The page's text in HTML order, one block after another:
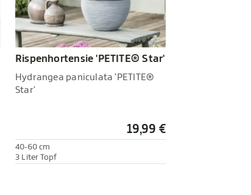
Rispenhortensie 'PETITE® Star'
Hydrangea paniculata 'PETITE®
Star'
19,99 €
40-60 cm
3 Liter Topf